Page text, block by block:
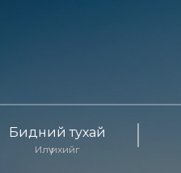
Бидний тухай
Илүү ихийг